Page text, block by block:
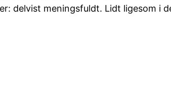
delvist meningsfuldt. Lidt ligesom i